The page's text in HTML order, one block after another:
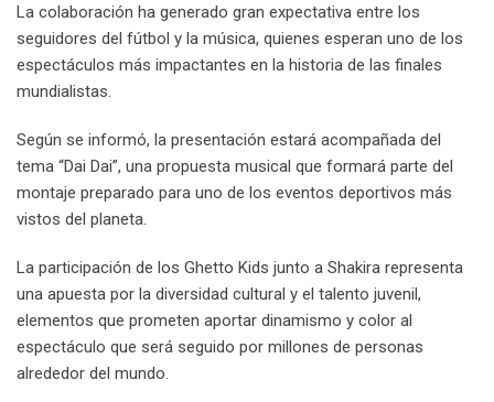
La colaboración ha generado gran expectativa entre los
seguidores del fútbol y la música, quienes esperan uno de los
espectáculos más impactantes en la historia de las finales
mundialistas.
Según se informó, la presentación estará acompañada del
tema “Dai Dai”, una propuesta musical que formará parte del
montaje preparado para uno de los eventos deportivos más
vistos del planeta.
La participación de los Ghetto Kids junto a Shakira representa
una apuesta por la diversidad cultural y el talento juvenil,
elementos que prometen aportar dinamismo y color al
espectáculo que será seguido por millones de personas
alrededor del mundo.